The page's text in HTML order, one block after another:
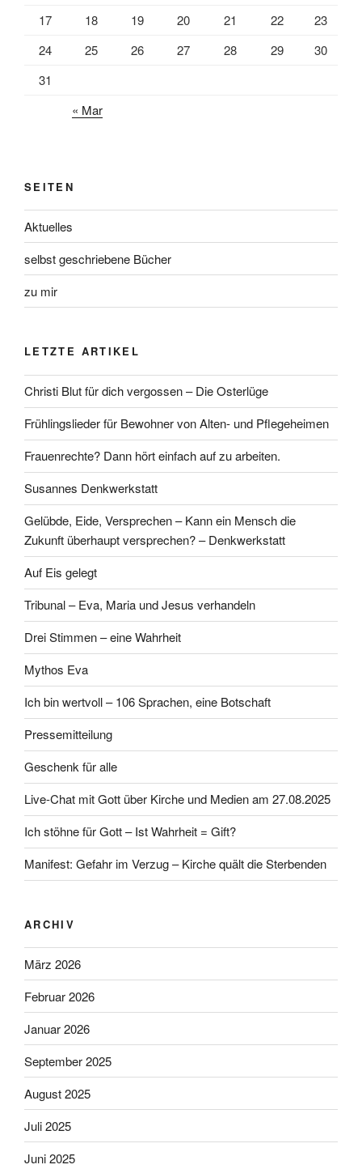
17
18 19 20 21 22
23
24
25 26 27 28 29
30
31
« Mar
SEITEN
Aktuelles
selbst geschriebene Bücher
zu mir
LETZTE ARTIKEL
Christi Blut für dich vergossen – Die Osterlüge
Frühlingslieder für Bewohner von Alten- und Pflegeheimen
Frauenrechte? Dann hört einfach auf zu arbeiten.
Susannes Denkwerkstatt
Gelübde, Eide, Versprechen – Kann ein Mensch die
Zukunft überhaupt versprechen? – Denkwerkstatt
Auf Eis gelegt
Tribunal – Eva, Maria und Jesus verhandeln
Drei Stimmen – eine Wahrheit
Mythos Eva
Ich bin wertvoll – 106 Sprachen, eine Botschaft
Pressemitteilung
Geschenk für alle
Live-Chat mit Gott über Kirche und Medien am 27.08.2025
Ich stöhne für Gott – Ist Wahrheit = Gift?
Manifest: Gefahr im Verzug – Kirche quält die Sterbenden
ARCHIV
März 2026
Februar 2026
Januar 2026
September 2025
August 2025
Juli 2025
Juni 2025